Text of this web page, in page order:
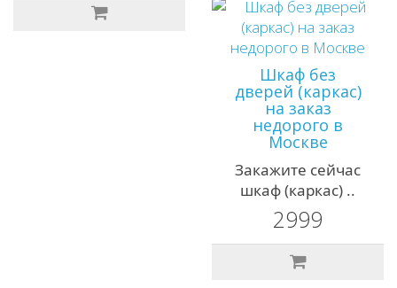
Шкаф без
дверей (каркас)
на заказ
недорого в
Москве
Закажите сейчас
шкаф (каркас) ..
2999